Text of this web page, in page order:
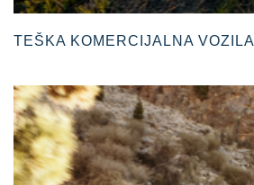
TEŠKA KOMERCIJALNA VOZILA